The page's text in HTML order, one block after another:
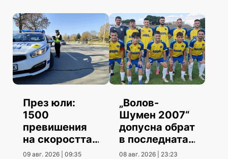
През юли:
1500
превишения
на скоростта
повече от юни
09 авг. 2026 | 09:35
„Волов-
Шумен 2007“
допусна обрат
в последната
контрола
08 авг. 2026 | 23:23